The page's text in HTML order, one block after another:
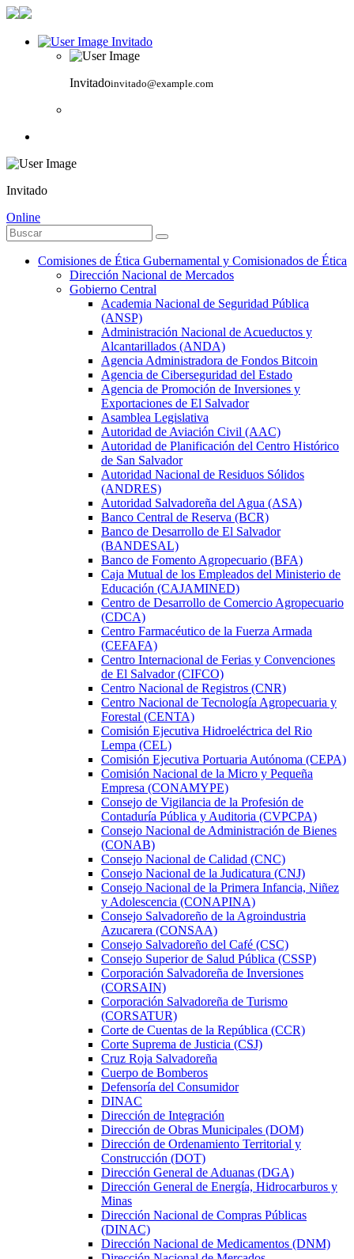
Invitado
Invitadoinvitado@example.com
Invitado
Online
Comisiones de Ética Gubernamental y Comisionados de Ética
Dirección Nacional de Mercados
Gobierno Central
Academia Nacional de Seguridad Pública
(ANSP)
Administración Nacional de Acueductos y
Alcantarillados (ANDA)
Agencia Administradora de Fondos Bitcoin
Agencia de Ciberseguridad del Estado
Agencia de Promoción de Inversiones y
Exportaciones de El Salvador
Asamblea Legislativa
Autoridad de Aviación Civil (AAC)
Autoridad de Planificación del Centro Histórico
de San Salvador
Autoridad Nacional de Residuos Sólidos
(ANDRES)
Autoridad Salvadoreña del Agua (ASA)
Banco Central de Reserva (BCR)
Banco de Desarrollo de El Salvador
(BANDESAL)
Banco de Fomento Agropecuario (BFA)
Caja Mutual de los Empleados del Ministerio de
Educación (CAJAMINED)
Centro de Desarrollo de Comercio Agropecuario
(CDCA)
Centro Farmacéutico de la Fuerza Armada
(CEFAFA)
Centro Internacional de Ferias y Convenciones
de El Salvador (CIFCO)
Centro Nacional de Registros (CNR)
Centro Nacional de Tecnología Agropecuaria y
Forestal (CENTA)
Comisión Ejecutiva Hidroeléctrica del Rio
Lempa (CEL)
Comisión Ejecutiva Portuaria Autónoma (CEPA)
Comisión Nacional de la Micro y Pequeña
Empresa (CONAMYPE)
Consejo de Vigilancia de la Profesión de
Contaduría Pública y Auditoria (CVPCPA)
Consejo Nacional de Administración de Bienes
(CONAB)
Consejo Nacional de Calidad (CNC)
Consejo Nacional de la Judicatura (CNJ)
Consejo Nacional de la Primera Infancia, Niñez
y Adolescencia (CONAPINA)
Consejo Salvadoreño de la Agroindustria
Azucarera (CONSAA)
Consejo Salvadoreño del Café (CSC)
Consejo Superior de Salud Pública (CSSP)
Corporación Salvadoreña de Inversiones
(CORSAIN)
Corporación Salvadoreña de Turismo
(CORSATUR)
Corte de Cuentas de la República (CCR)
Corte Suprema de Justicia (CSJ)
Cruz Roja Salvadoreña
Cuerpo de Bomberos
Defensoría del Consumidor
DINAC
Dirección de Integración
Dirección de Obras Municipales (DOM)
Dirección de Ordenamiento Territorial y
Construcción (DOT)
Dirección General de Aduanas (DGA)
Dirección General de Energía, Hidrocarburos y
Minas
Dirección Nacional de Compras Públicas
(DINAC)
Dirección Nacional de Medicamentos (DNM)